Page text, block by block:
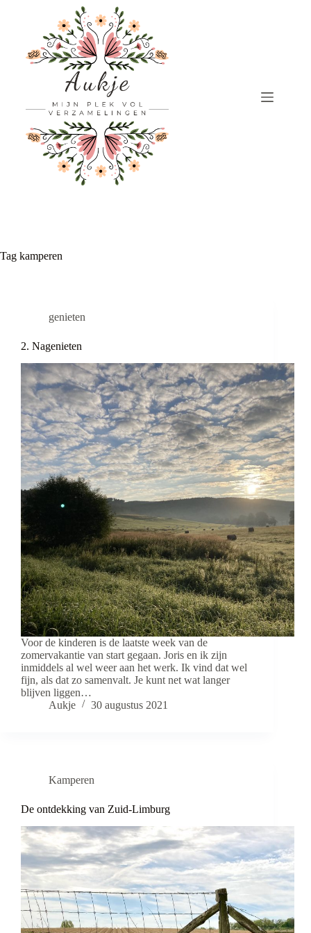
Tag kamperen
genieten
2. Nagenieten
Voor de kinderen is de laatste week van de
zomervakantie van start gegaan. Joris en ik zijn
inmiddels al wel weer aan het werk. Ik vind dat wel
fijn, als dat zo samenvalt. Je kunt net wat langer
blijven liggen…
Aukje
30 augustus 2021
Kamperen
De ontdekking van Zuid-Limburg